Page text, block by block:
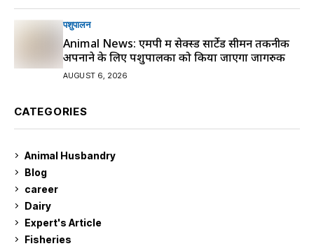
पशुपालन
Animal News: एमपी में सेक्स्ड सार्टेड सीमन तकनीक
अपनाने के लिए पशुपालकों को किया जाएगा जागरुक
AUGUST 6, 2026
CATEGORIES
Animal Husbandry
Blog
career
Dairy
Expert's Article
Fisheries